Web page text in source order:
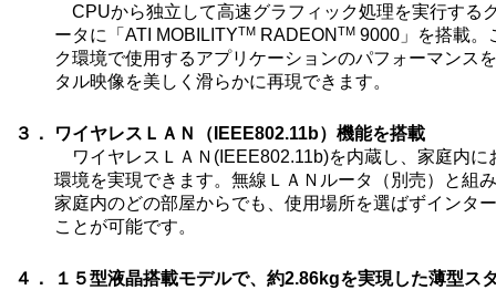
CPUから独立して高速グラフィック処理を実行する
ータに「ATI MOBILITYTM RADEON TM 9000」を搭載。
ク環境で使用するアプリケーションのパフォーマンス
タル映像を美しく滑らかに再現できます。
３．
ワイヤレスＬＡＮ（IEEE802.11b）機能を搭載
ワイヤレスＬＡＮ(IEEE802.11b)を内蔵し、家庭内に
環境を実現できます。無線ＬＡＮルータ（別売）と組
家庭内のどの部屋からでも、使用場所を選ばずインタ
ことが可能です。
４．
１５型液晶搭載モデルで、約2.86kgを実現した薄型ス